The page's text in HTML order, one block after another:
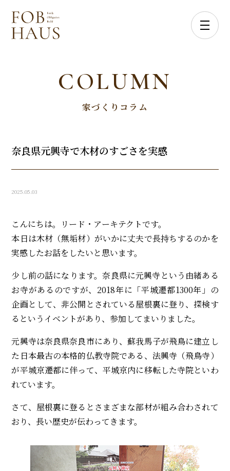
COLUMN
家づくりコラム
奈良県元興寺で木材のすごさを実感
2025.05.03
こんにちは。リード・アーキテクトです。
本日は木材（無垢材）がいかに丈夫で長持ちするのかを
実感したお話をしたいと思います。
少し前の話になります。奈良県に元興寺という由緒ある
お寺があるのですが、2018年に「平城遷都1300年」の
企画として、非公開とされている屋根裏に登り、探検す
るというイベントがあり、参加してまいりました。
元興寺は奈良県奈良市にあり、蘇我馬子が飛鳥に建立し
た日本最古の本格的仏教寺院である、法興寺（飛鳥寺）
が平城京遷都に伴って、平城京内に移転した寺院といわ
れています。
さて、屋根裏に登るとさまざまな部材が組み合わされて
おり、長い歴史が伝わってきます。